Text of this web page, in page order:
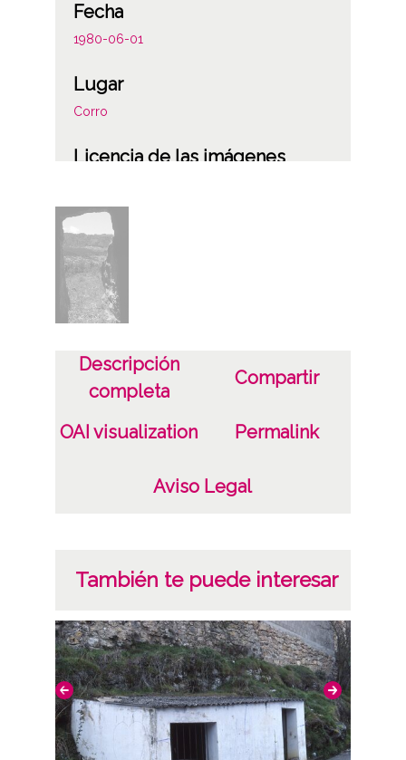
Fecha
1980-06-01
Lugar
Corro
Licencia de las imágenes
Descripción
completa
Compartir
OAI visualization Permalink
Aviso Legal
También te puede interesar